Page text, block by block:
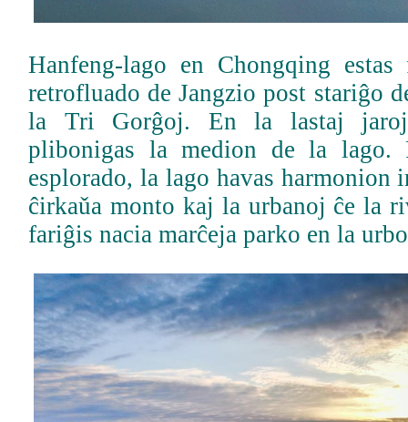
Hanfeng-lago en Chongqing
retrofluado de Jangzio post stariĝo
la Tri Gorĝoj. En la lastaj
plibonigas la medion de la lago.
esplorado, la lago havas harmonion
ĉirkaǔa monto kaj la urbanoj ĉe la
fariĝis nacia marĉeja parko en la